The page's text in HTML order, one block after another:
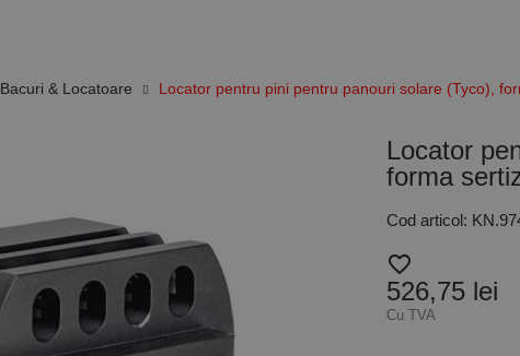
Bacuri & Locatoare Locator pentru pini pentru panouri solare (Tyco),
Locator
forma
Cod articol:
favorite_border
526,75 lei
Cu TVA